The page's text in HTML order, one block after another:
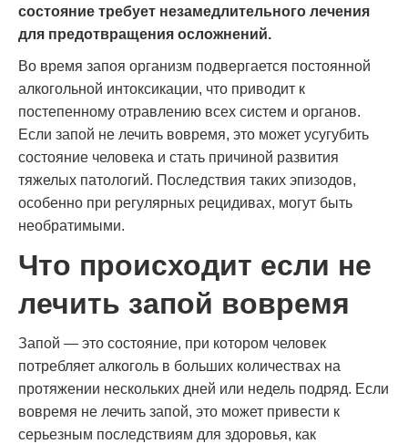
состояние требует незамедлительного лечения
для предотвращения осложнений.
Во время запоя организм подвергается постоянной
алкогольной интоксикации, что приводит к
постепенному отравлению всех систем и органов.
Если запой не лечить вовремя, это может усугубить
состояние человека и стать причиной развития
тяжелых патологий. Последствия таких эпизодов,
особенно при регулярных рецидивах, могут быть
необратимыми.
Что происходит если не
лечить запой вовремя
Запой — это состояние, при котором человек
потребляет алкоголь в больших количествах на
протяжении нескольких дней или недель подряд. Если
вовремя не лечить запой, это может привести к
серьезным последствиям для здоровья, как